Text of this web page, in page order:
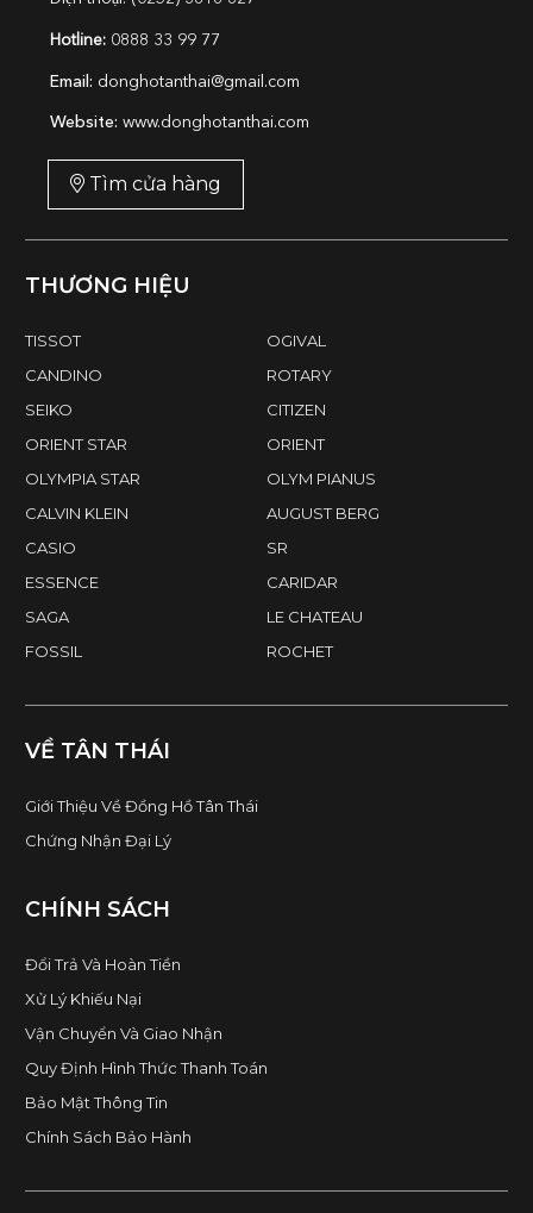
Hotline: 0888 33 99 77
Email: donghotanthai@gmail.com
Website: www.donghotanthai.com
Tìm cửa hàng
THƯƠNG HIỆU
TISSOT
OGIVAL
CANDINO
ROTARY
SEIKO
CITIZEN
ORIENT STAR
ORIENT
OLYMPIA STAR
OLYM PIANUS
CALVIN KLEIN
AUGUST BERG
CASIO
SR
ESSENCE
CARIDAR
SAGA
LE CHATEAU
FOSSIL
ROCHET
VỀ TÂN THÁI
Giới Thiệu Về Đồng Hồ Tân Thái
Chứng Nhận Đại Lý
CHÍNH SÁCH
Đổi Trả Và Hoàn Tiền
Xử Lý Khiếu Nại
Vận Chuyển Và Giao Nhận
Quy Định Hình Thức Thanh Toán
Bảo Mật Thông Tin
Chính Sách Bảo Hành